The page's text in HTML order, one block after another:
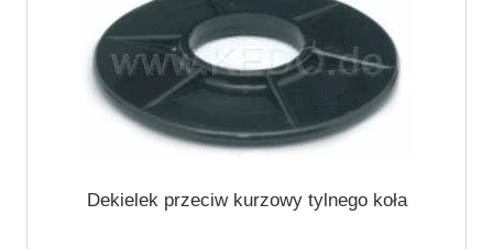
Dekielek przeciw kurzowy tylnego koła